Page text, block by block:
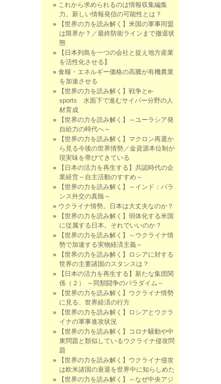
これから求められるのは情報収集編集
力。新しい情報発信の可能性とは？
【世界の力を読み解く】米国の軍事同盟
は限界か？／最終防衛ラインまで撤退状
態
【日本列島を一つの会社と捉え地方産業
を活性化させる】
食糧・エネルギー価格の高騰が有機農業
を加速させる
【世界の力を読み解く】戦争とe-
sports 水面下で進むサイバー分野の人
材育成
【世界の力を読み解く】～ユーラシア発
自給力の時代へ～
【世界の力を読み解く】マクロン再選か
ら見る今後の世界情勢／金資源本位制が
現実味を帯びてきている
【日本の活力を再生する】共認時代の企
業経営～自主活動のすすめ～
【世界の力を読み解く】～インド：バラ
ンス外交の真髄～
ウクライナ情勢。日本は大丈夫なのか？
【世界の力を読み解く】弱体化する米国
に従属する日本。それでいいのか？
【世界の力を読み解く】～ウクライナ情
勢で加速する実物経済主義～
【世界の力を読み解く】ロシアに対する
世界の主要諸国のスタンスは？
【日本の活力を再生する】新たな集団関
係（２） ～同類闘争のパラダイム～
【世界の力を読み解く】ウクライナ情勢
に見る、世界経済の行方
【世界の力を読み解く】ロシアとウクラ
イナの軍事進攻状況
【世界の力を読み解く】コロナ騒動や中
東問題と類似しているウクライナ侵攻問
題
【世界の力を読み解く】ウクライナ侵攻
は欧米諸国の衰退を世界中に知らしめた
【世界の力を読み解く】～なぜ中央アジ